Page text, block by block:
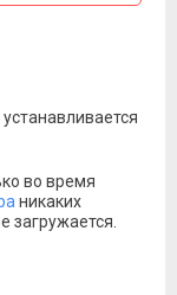
во время
никаких
загружается.